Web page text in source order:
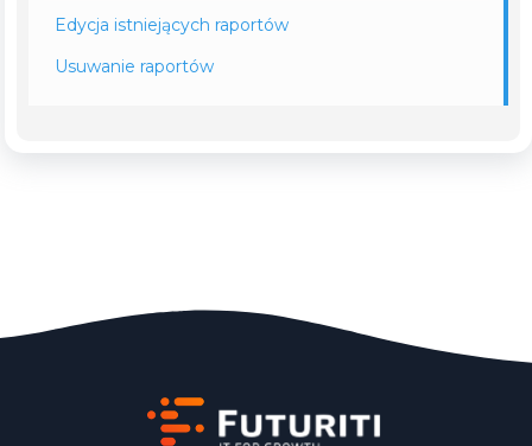
Edycja istniejących raportów
Usuwanie raportów